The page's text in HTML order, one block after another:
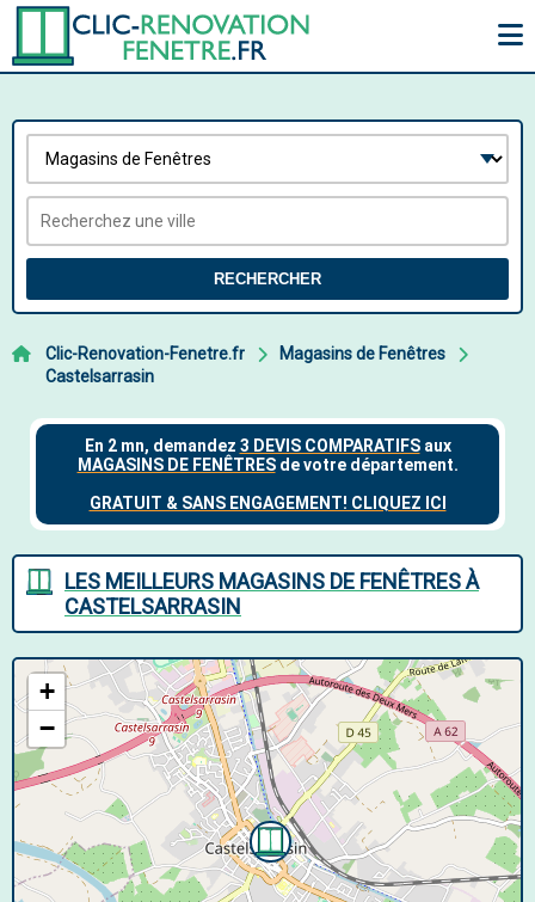
RECHERCHER
Clic-Renovation-Fenetre.fr
Magasins de Fenêtres
Castelsarrasin
LES MEILLEURS MAGASINS DE FENÊTRES À
CASTELSARRASIN
+
−